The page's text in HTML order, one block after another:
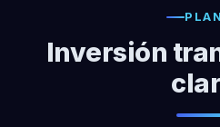
Inversión